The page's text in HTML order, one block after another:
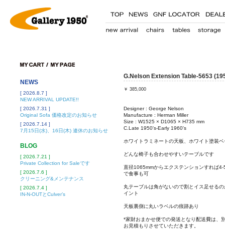
NEWS
[ 2026.8.7 ]
NEW ARRIVAL UPDATE!!
[ 2026.7.31 ]
Original Sofa 価格改定のお知らせ
[ 2026.7.14 ]
7月15日(水)、16日(木) 連休のお知らせ
BLOG
[ 2026.7.21 ]
Private Collection for Saleです
[ 2026.7.6 ]
クリーニング&メンテナンス
[ 2026.7.4 ]
IN-N-OUTとCulver’s
G.Nelson Extension Table-5653
￥ 385,000
Designer : George Nelson
Manufacture : Herman Miller
Size : W1525 × D1065 × H735 mm
C.Late 1950's-Early 1960's
ホワイトラミネートの天板、ホワイト塗装ベ
どんな椅子も合わせやすいテーブルです
直径1065mmからエクステンションすれば4-
で食事も可
丸テーブルは角がないので割とイス足せるの
イント
天板裏側に丸いラベルの痕跡あり
*家財おまかせ便での発送となり配送費は、
お見積もりさせていただきます。